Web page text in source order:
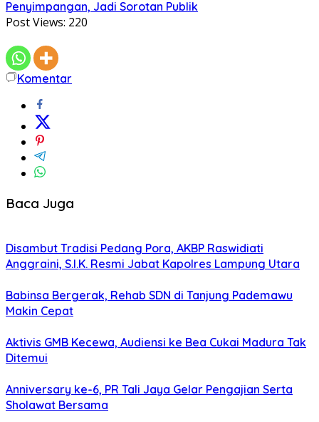
Penyimpangan, Jadi Sorotan Publik
Post Views: 220
Komentar
Baca Juga
Disambut Tradisi Pedang Pora, AKBP Raswidiati
Anggraini, S.I.K. Resmi Jabat Kapolres Lampung Utara
Babinsa Bergerak, Rehab SDN di Tanjung Pademawu
Makin Cepat
Aktivis GMB Kecewa, Audiensi ke Bea Cukai Madura Tak
Ditemui
Anniversary ke-6, PR Tali Jaya Gelar Pengajian Serta
Sholawat Bersama